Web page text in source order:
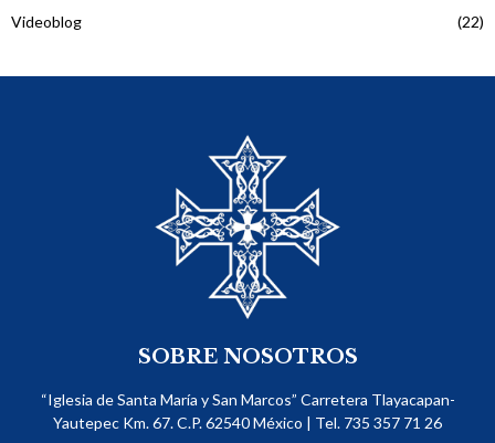
Videoblog
(22)
SOBRE NOSOTROS
“Iglesia de Santa María y San Marcos” Carretera Tlayacapan-
Yautepec Km. 67. C.P. 62540​ México | Tel. 735 357 71 26